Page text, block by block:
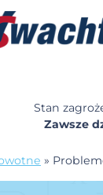
Stan
Zawsze
»